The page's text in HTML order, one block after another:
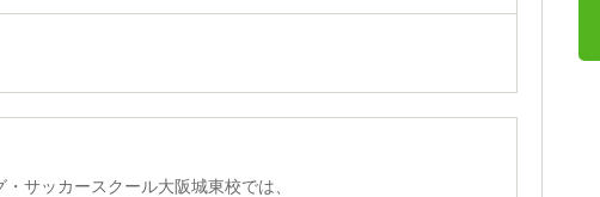
サッカースクール大阪城東校では、